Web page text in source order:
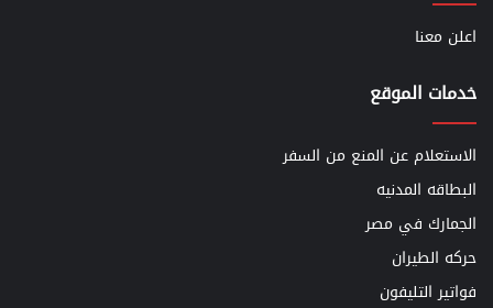
اعلن معنا
خدمات الموقع
الاستعلام عن المنع من السفر
البطاقه المدنيه
الجمارك في مصر
حركه الطيران
فواتير التليفون